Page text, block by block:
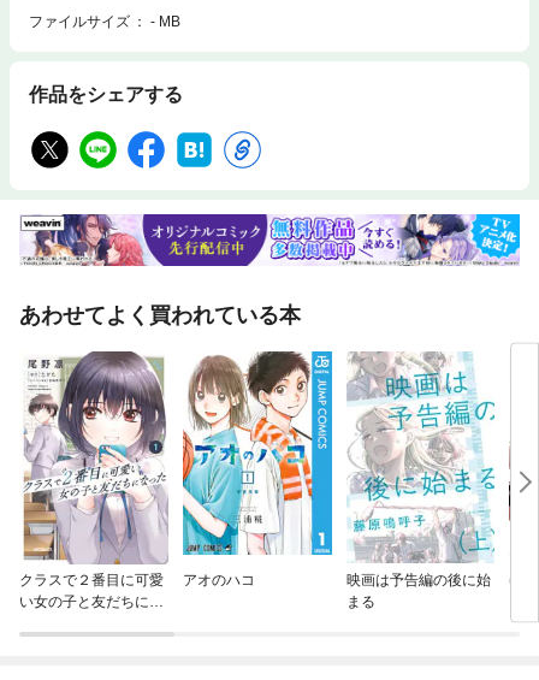
ファイルサイズ
- MB
作品をシェアする
あわせてよく買われている本
クラスで２番目に可愛
い女の子と友だちにな
アオのハコ
映画は予告編の後に始
まる
ゆ